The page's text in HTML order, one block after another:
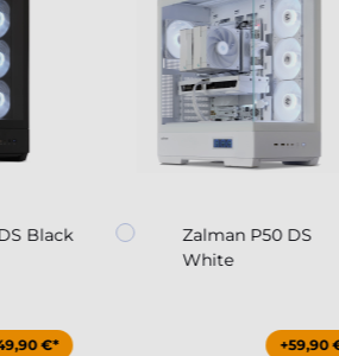
Black
€*
Zalman P50 DS
White
+59,90